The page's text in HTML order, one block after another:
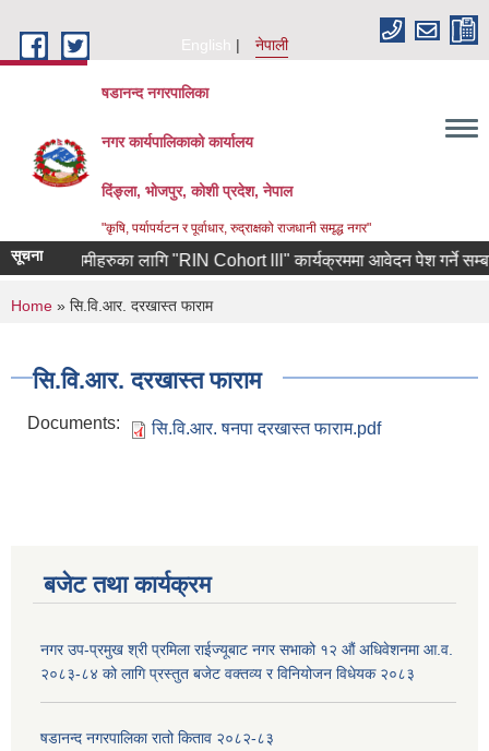
English
नेपाली
षडानन्द नगरपालिका
नगर कार्यपालिकाको कार्यालय
दिंङ्ला, भोजपुर, कोशी प्रदेश, नेपाल
"कृषि, पर्यापर्यटन र पूर्वाधार, रुद्राक्षको राजधानी समृद्ध नगर"
सूचना उद्यमीहरुका लागि "RIN Cohort lll" कार्यक्रममा आवेदन पेश गर्ने
You are here
Home » सि.वि.आर. दरखास्त फाराम
सि.वि.आर. दरखास्त फाराम
Documents: सि.वि.आर. षनपा दरखास्त फाराम.pdf
बजेट तथा कार्यक्रम
नगर उप-प्रमुख श्री प्रमिला राईज्यूबाट नगर सभाको १२ ‍औं अधिवेशनमा आ.व.
२०८३-८४ को लागि प्रस्तुत बजेट वक्तव्य र विनियोजन विधेयक २०८३
षडानन्द नगरपालिका रातो किताव २०८२-८३